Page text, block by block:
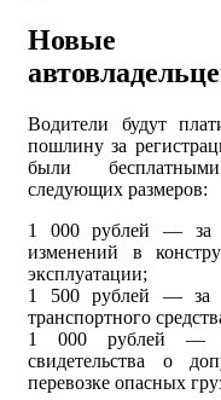
Новые
Водители будут
пошлину за
были
следующих размеров:
1 000 рублей — за
изменений в
эксплуатации;
1 500 рублей — за
транспортного
1 000 рублей —
свидетельства о
перевозке опасных